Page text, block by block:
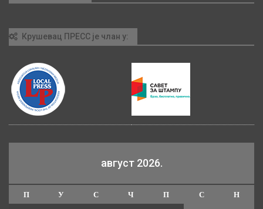
Крушевац ПРЕСС је члан у:
август 2026.
П У С Ч П С
Н